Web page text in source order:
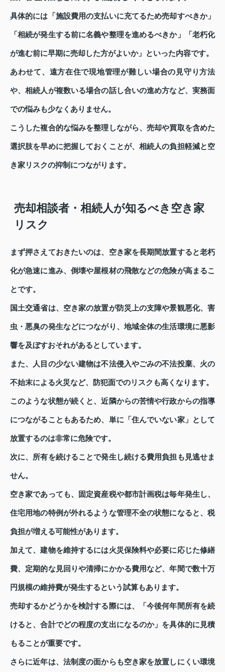
具体的には「施設費用の支払いに充てるため売却すべきか」
「相続が発生する前に名義や整理を進めるべきか」「老朽化
が進む前に早期に売却した方がよいか」といった内容です。
あわせて、遠方在住で現地管理が難しい場合の見守り方法
や、相続人が複数いる場合の話し合いの進め方など、実務面
での悩みも少なくありません。
こうした複合的な悩みを整理しながら、売却や買取を含めた
選択肢を早めに把握しておくことが、相続人の負担軽減と空
き家リスクの抑制につながります。
売却相談者・相続人が知るべき空き家
リスク
まず押さえておきたいのは、空き家を長期間放置すると老朽
化が急速に進み、倒壊や屋根材の飛散などの危険が高まるこ
とです。
国土交通省は、空き家の放置が防災上の支障や景観悪化、害
虫・悪臭の発生などにつながり、地域全体の生活環境に悪影
響を及ぼすおそれがあるとしています。
また、人目の少ない建物は不法侵入やごみの不法投棄、火の
不始末による火災など、防犯面でのリスクも高くなります。
このような状態が続くと、近隣からの苦情や行政からの指導
につながることもあるため、単に「住んでいない家」として
放置するのは非常に危険です。
次に、所有を続けることで発生し続ける費用負担も見逃せま
せん。
空き家であっても、固定資産税や都市計画税は毎年発生し、
住宅用地の特例が外れるような管理不全の状態になると、税
負担が増える可能性があります。
加えて、建物を維持するには火災保険料や必要に応じた修繕
費、定期的な見回りや清掃にかかる費用など、年間で数十万
円規模の維持費が発生するという試算もあります。
売却するかどうかを検討する際には、「今後何年間所有を続
けると、合計でどの程度の支出になるのか」を具体的に見積
もることが重要です。
さらに近年は、法制度の面からも空き家を放置しにくい環境